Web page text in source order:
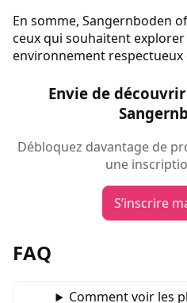
En somme, Sangernboden
ceux qui souhaitent
environnement respectueux
Envie de
Débloquez davantage de
une
S’inscrire
FAQ
Comment voir les